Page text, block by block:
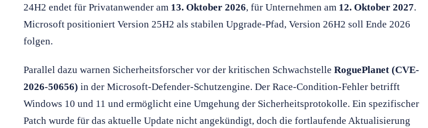
24H2 endet für Privatanwender am 13. Oktober 2026, für Unternehmen am 12. Oktober 2027.
Microsoft positioniert Version 25H2 als stabilen Upgrade-Pfad, Version 26H2 soll Ende 2026
folgen.
Parallel dazu warnen Sicherheitsforscher vor der kritischen Schwachstelle RoguePlanet (CVE-
2026-50656) in der Microsoft-Defender-Schutzengine. Der Race-Condition-Fehler betrifft
Windows 10 und 11 und ermöglicht eine Umgehung der Sicherheitsprotokolle. Ein spezifischer
Patch wurde für das aktuelle Update nicht angekündigt, doch die fortlaufende Aktualisierung